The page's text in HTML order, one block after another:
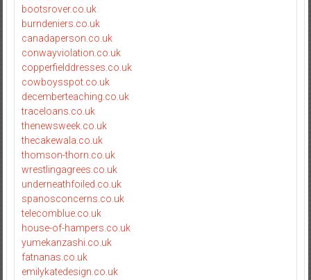
bootsrover.co.uk
burndeniers.co.uk
canadaperson.co.uk
conwayviolation.co.uk
copperfielddresses.co.uk
cowboysspot.co.uk
decemberteaching.co.uk
traceloans.co.uk
thenewsweek.co.uk
thecakewala.co.uk
thomson-thorn.co.uk
wrestlingagrees.co.uk
underneathfoiled.co.uk
spanosconcerns.co.uk
telecomblue.co.uk
house-of-hampers.co.uk
yumekanzashi.co.uk
fatnanas.co.uk
emilykatedesign.co.uk